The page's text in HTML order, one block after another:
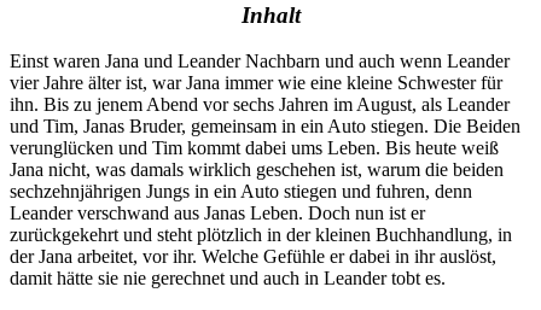
Inhalt
Einst waren Jana und Leander Nachbarn und auch wenn Leander
vier Jahre älter ist, war Jana immer wie eine kleine Schwester für
ihn. Bis zu jenem Abend vor sechs Jahren im August, als Leander
und Tim, Janas Bruder, gemeinsam in ein Auto stiegen. Die Beiden
verunglücken und Tim kommt dabei ums Leben. Bis heute weiß
Jana nicht, was damals wirklich geschehen ist, warum die beiden
sechzehnjährigen Jungs in ein Auto stiegen und fuhren, denn
Leander verschwand aus Janas Leben. Doch nun ist er
zurückgekehrt und steht plötzlich in der kleinen Buchhandlung, in
der Jana arbeitet, vor ihr. Welche Gefühle er dabei in ihr auslöst,
damit hätte sie nie gerechnet und auch in Leander tobt es.